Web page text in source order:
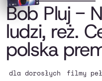
Bob Pluj -
ludzi, reż.
polska
dla dorosłych filmy